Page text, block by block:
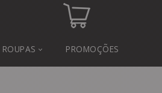
ROUPAS PROMOÇÕES